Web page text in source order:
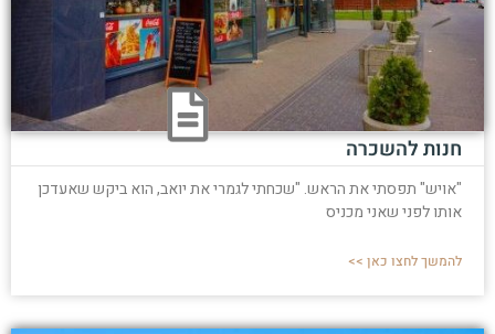
חנות להשכרה
"אויש" תפסתי את הראש. "שכחתי לגמרי את יואב, הוא ביקש שאעדכן
אותו לפני שאני מכניס
להמשך לחצו כאן >>